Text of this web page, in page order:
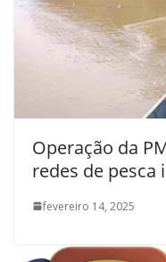
Operação da
redes de pesca
fevereiro 14, 2025